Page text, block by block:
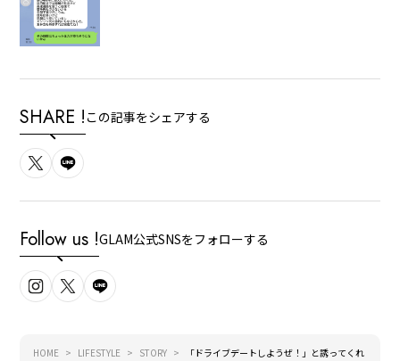
SHARE ! この記事をシェアする
Follow us !GLAM公式SNSをフォローする
HOME LIFESTYLE STORY
「ドライブデートしようぜ！」と誘ってくれ